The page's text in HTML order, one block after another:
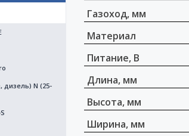
дизель) N (25-
Газоход, мм
Материал
Питание, В
Длина, мм
Высота, мм
Ширина, мм